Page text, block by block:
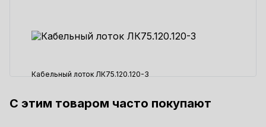
Кабельный лоток ЛК75.120.120-3
5497 ₽
С этим товаром часто покупают